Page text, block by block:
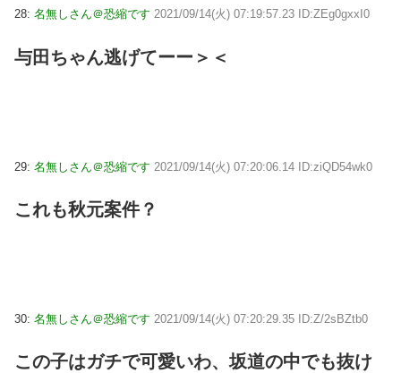
28: 名無しさん＠恐縮です 2021/09/14(火) 07:19:57.23 ID:ZEg0gxxI0
与田ちゃん逃げてーー＞＜
29: 名無しさん＠恐縮です 2021/09/14(火) 07:20:06.14 ID:ziQD54wk0
これも秋元案件？
30: 名無しさん＠恐縮です 2021/09/14(火) 07:20:29.35 ID:Z/2sBZtb0
この子はガチで可愛いわ、坂道の中でも抜け